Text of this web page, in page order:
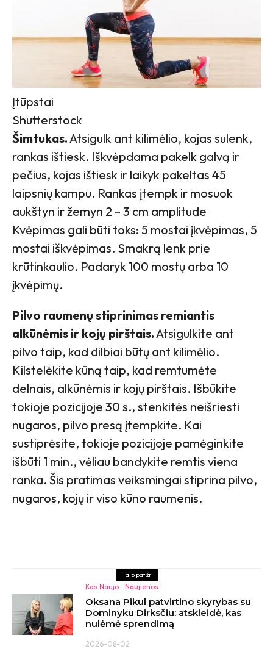
Įtūpstai
Shutterstock
Šimtukas.Atsigulk ant kilimėlio, kojas sulenk,
rankas ištiesk. Iškvėpdama pakelk galvą ir
pečius, kojas ištiesk ir laikyk pakeltas 45
laipsnių kampu. Rankas įtempk ir mosuok
aukštyn ir žemyn 2 – 3 cm amplitude
Kvėpimas gali būti toks: 5 mostai įkvėpimas, 5
mostai iškvėpimas. Smakrą lenk prie
krūtinkaulio. Padaryk 100 mostų arba 10
įkvėpimų.
Pilvo raumenų stiprinimas remiantis
alkūnėmis ir kojų pirštais.Atsigulkite ant
pilvo taip, kad dilbiai būtų ant kilimėlio.
Kilstelėkite kūną taip, kad remtumėte
delnais, alkūnėmis ir kojų pirštais. Išbūkite
tokioje pozicijoje 30 s., stenkitės neišriesti
nugaros, pilvo presą įtempkite. Kai
sustiprėsite, tokioje pozicijoje pamėginkite
išbūti 1 min., vėliau bandykite remtis viena
ranka. Šis pratimas veiksmingai stiprina pilvo,
nugaros, kojų ir viso kūno raumenis.
Taip pat žr
Kas Naujo Naujienos
Oksana Pikul patvirtino skyrybas su
Dominyku Dirksčiu: atskleidė, kas
nulėmė sprendimą
2026-08-02